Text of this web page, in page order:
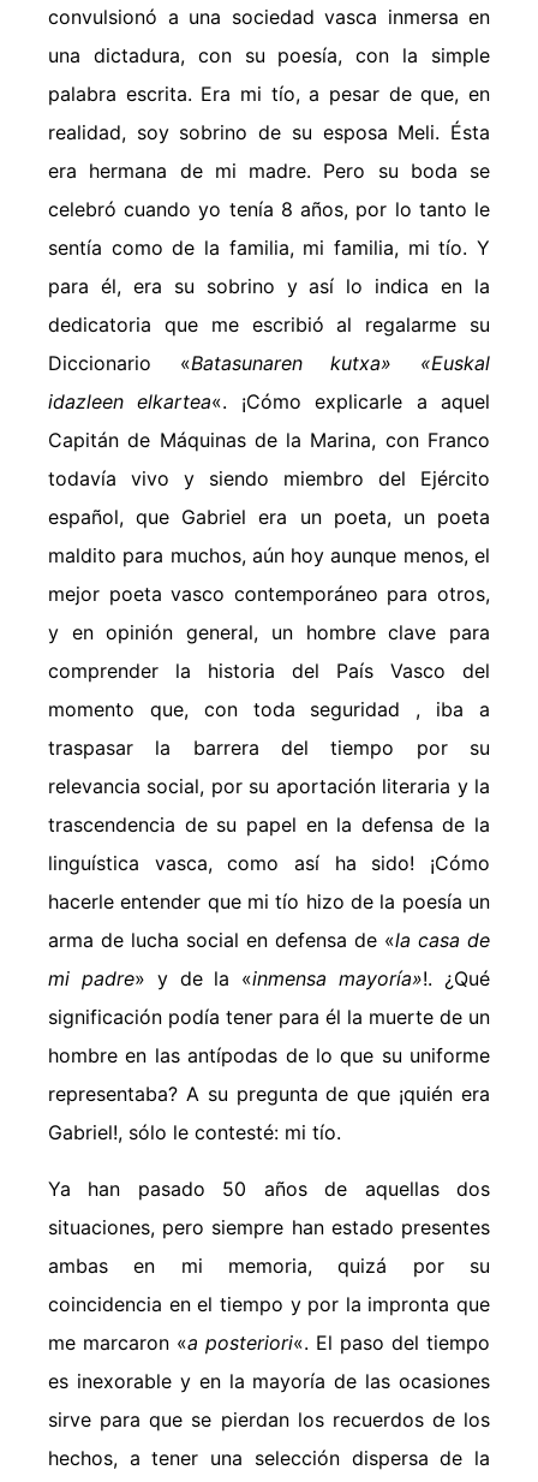
convulsionó a una sociedad vasca inmersa en
una dictadura, con su poesía, con la simple
palabra escrita. Era mi tío, a pesar de que, en
realidad, soy sobrino de su esposa Meli. Ésta
era hermana de mi madre. Pero su boda se
celebró cuando yo tenía 8 años, por lo tanto le
sentía como de la familia, mi familia, mi tío. Y
para él, era su sobrino y así lo indica en la
dedicatoria que me escribió al regalarme su
Diccionario «Batasunaren kutxa» «Euskal
idazleen elkartea«. ¡Cómo explicarle a aquel
Capitán de Máquinas de la Marina, con Franco
todavía vivo y siendo miembro del Ejército
español, que Gabriel era un poeta, un poeta
maldito para muchos, aún hoy aunque menos, el
mejor poeta vasco contemporáneo para otros,
y en opinión general, un hombre clave para
comprender la historia del País Vasco del
momento que, con toda seguridad , iba a
traspasar la barrera del tiempo por su
relevancia social, por su aportación literaria y la
trascendencia de su papel en la defensa de la
linguística vasca, como así ha sido! ¡Cómo
hacerle entender que mi tío hizo de la poesía un
arma de lucha social en defensa de «la casa de
mi padre» y de la «inmensa mayoría»!. ¿Qué
significación podía tener para él la muerte de un
hombre en las antípodas de lo que su uniforme
representaba? A su pregunta de que ¡quién era
Gabriel!, sólo le contesté: mi tío.
Ya han pasado 50 años de aquellas dos
situaciones, pero siempre han estado presentes
ambas en mi memoria, quizá por su
coincidencia en el tiempo y por la impronta que
me marcaron «a posteriori«. El paso del tiempo
es inexorable y en la mayoría de las ocasiones
sirve para que se pierdan los recuerdos de los
hechos, a tener una selección dispersa de la